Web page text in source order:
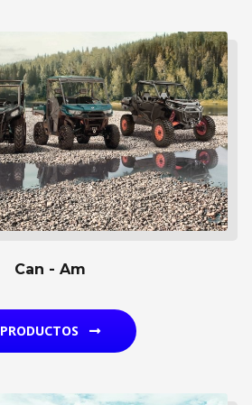
Can - Am
PRODUCTOS